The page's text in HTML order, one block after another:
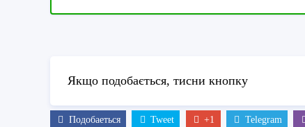
Якщо подобається, тисни кнопку
Подобаеться Tweet +1 Telegram